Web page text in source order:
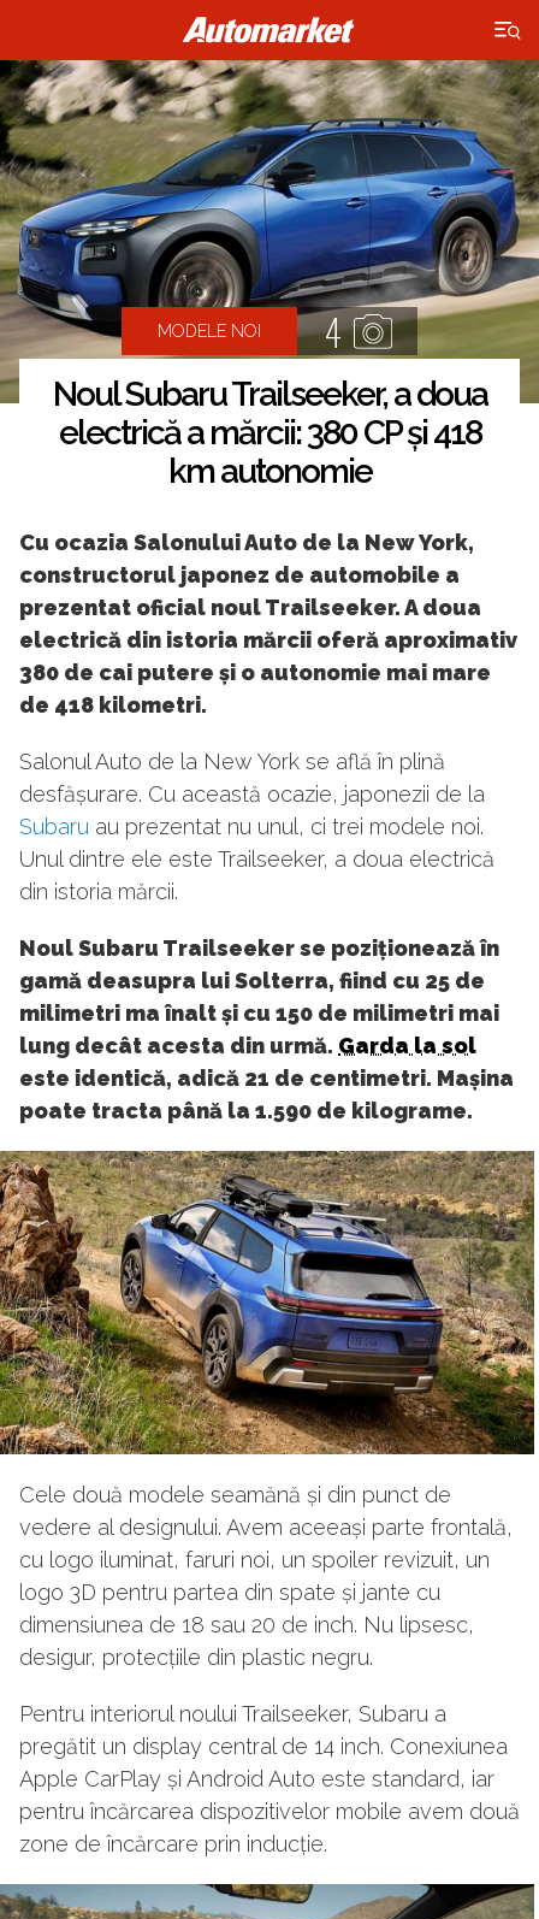
×
MODELE NOI 4
Noul Subaru Trailseeker, a doua
electrică a mărcii: 380 CP și 418
km autonomie
Cu ocazia Salonului Auto de la New York,
constructorul japonez de automobile a
prezentat oficial noul Trailseeker. A doua
electrică din istoria mărcii oferă aproximativ
380 de cai putere și o autonomie mai mare
de 418 kilometri.
Salonul Auto de la New York se află în plină
desfășurare. Cu această ocazie, japonezii de la
Subaru au prezentat nu unul, ci trei modele noi.
Unul dintre ele este Trailseeker, a doua electrică
din istoria mărcii.
Noul Subaru Trailseeker se poziționează în
gamă deasupra lui Solterra, fiind cu 25 de
milimetri ma înalt și cu 150 de milimetri mai
lung decât acesta din urmă. Garda la sol
este identică, adică 21 de centimetri. Mașina
poate tracta până la 1.590 de kilograme.
Cele două modele seamănă și din punct de
vedere al designului. Avem aceeași parte frontală,
cu logo iluminat, faruri noi, un spoiler revizuit, un
logo 3D pentru partea din spate și jante cu
dimensiunea de 18 sau 20 de inch. Nu lipsesc,
desigur, protecțiile din plastic negru.
Pentru interiorul noului Trailseeker, Subaru a
pregătit un display central de 14 inch. Conexiunea
Apple CarPlay și Android Auto este standard, iar
pentru încărcarea dispozitivelor mobile avem două
zone de încărcare prin inducție.